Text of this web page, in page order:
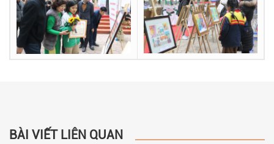
BÀI VIẾT LIÊN QUAN